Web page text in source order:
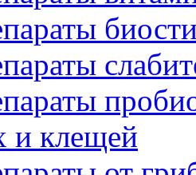
и клещей